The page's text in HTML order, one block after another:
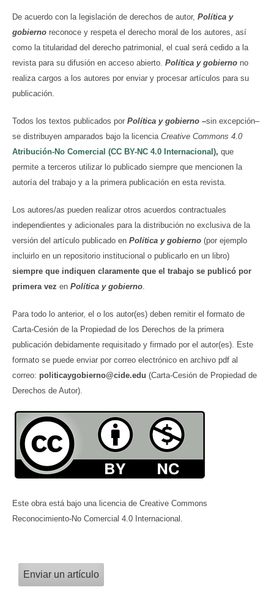
De acuerdo con la legislación de derechos de autor, Política y
gobierno reconoce y respeta el derecho moral de los autores, así
como la titularidad del derecho patrimonial, el cual será cedido a la
revista para su difusión en acceso abierto. Política y gobierno no
realiza cargos a los autores por enviar y procesar artículos para su
publicación.
Todos los textos publicados por Política y gobierno –sin excepción–
se distribuyen amparados bajo la licencia Creative Commons 4.0
Atribución-No Comercial (CC BY-NC 4.0 Internacional), que
permite a terceros utilizar lo publicado siempre que mencionen la
autoría del trabajo y a la primera publicación en esta revista.
Los autores/as pueden realizar otros acuerdos contractuales
independientes y adicionales para la distribución no exclusiva de la
versión del artículo publicado en Política y gobierno (por ejemplo
incluirlo en un repositorio institucional o publicarlo en un libro)
siempre que indiquen claramente que el trabajo se publicó por
primera vez en Política y gobierno
Para todo lo anterior, el o los autor(es) deben remitir el formato de
Carta-Cesión de la Propiedad de los Derechos de la primera
publicación debidamente requisitado y firmado por el autor(es). Este
formato se puede enviar por correo electrónico en archivo pdf al
correo: politicaygobierno@cide.edu (Carta-Cesión de Propiedad de
Derechos de Autor).
Este obra está bajo una licencia de Creative Commons
Reconocimiento-No Comercial 4.0 Internacional.
Enviar un artículo